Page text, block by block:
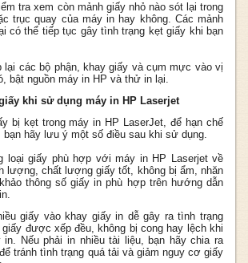
tra xem còn mảnh giấy nhỏ nào sót lại trong
trục quay của máy in hay không. Các mảnh
có thể tiếp tục gây tình trạng kẹt giấy khi bạn
lại các bộ phận, khay giấy và cụm mực vào vị
bật nguồn máy in HP và thử in lại.
khi sử dụng máy in HP Laserjet
bị kẹt trong máy in HP LaserJet, để hạn chế
bạn hãy lưu ý một số điều sau khi sử dụng.
loại giấy phù hợp với máy in HP Laserjet về
lượng, chất lượng giấy tốt, không bị ẩm, nhăn
thông số giấy in phù hợp trên hướng dẫn
giấy vào khay giấy in dễ gây ra tình trạng
được xếp đều, không bị cong hay lệch khi
in. Nếu phải in nhiều tài liệu, bạn hãy chia ra
tránh tình trạng quá tải và giảm nguy cơ giấy